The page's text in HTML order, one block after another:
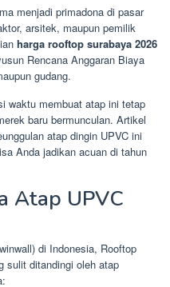
menjadi primadona di pasar
arsitek, maupun pemilik
harga rooftop surabaya 2026
Rencana Anggaran Biaya
gudang.
waktu membuat atap ini tetap
baru bermunculan. Artikel
atap dingin UPVC ini
Anda jadikan acuan di tahun
Atap UPVC
di Indonesia, Rooftop
sulit ditandingi oleh atap